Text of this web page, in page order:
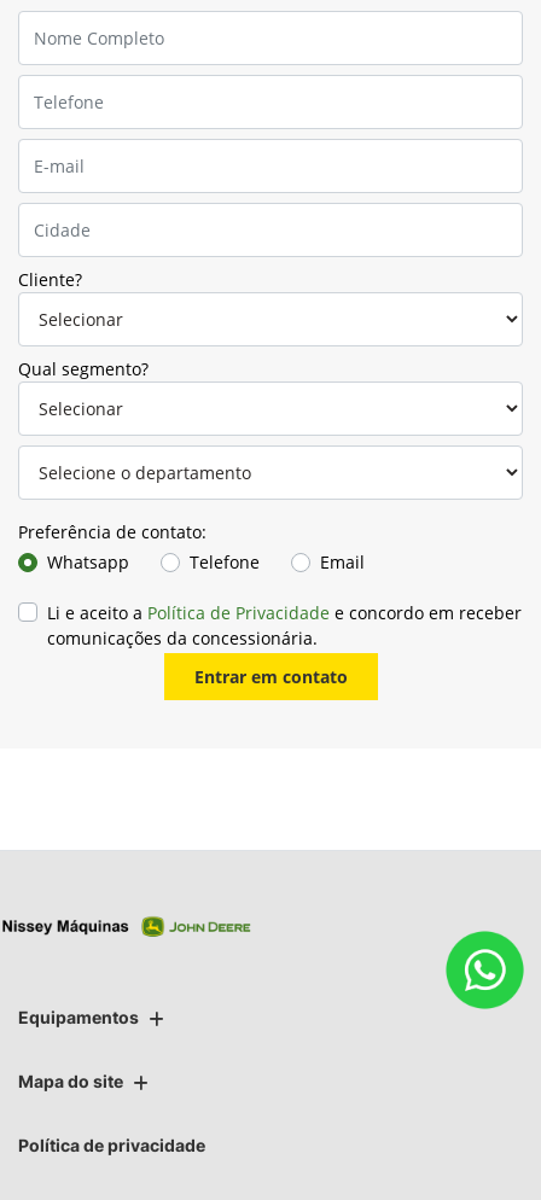
Cliente?
Qual segmento?
Preferência de contato:
Whatsapp
Telefone Email
Li e aceito a Política de Privacidade e concordo em receber
comunicações da concessionária.
Entrar em contato
Equipamentos
Mapa do site
Política de privacidade